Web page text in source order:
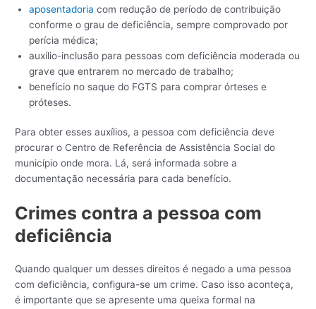
aposentadoria com redução de período de contribuição
conforme o grau de deficiência, sempre comprovado por
perícia médica;
auxílio-inclusão para pessoas com deficiência moderada ou
grave que entrarem no mercado de trabalho;
benefício no saque do FGTS para comprar órteses e
próteses.
Para obter esses auxílios, a pessoa com deficiência deve
procurar o Centro de Referência de Assistência Social do
município onde mora. Lá, será informada sobre a
documentação necessária para cada benefício.
Crimes contra a pessoa com
deficiência
Quando qualquer um desses direitos é negado a uma pessoa
com deficiência, configura-se um crime. Caso isso aconteça,
é importante que se apresente uma queixa formal na